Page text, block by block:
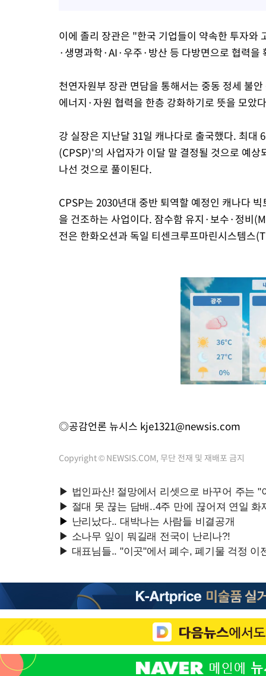
이에 졸리 장관은 "한국 기업들이 약속한 투자와
·생명과학·AI·우주·방산 등 다방면으로 협력
천연자원부 장관 면담을 통해서는 중동 정세 불
에너지·자원 협력을 한층 강화하기로 뜻을 모았
강 실장은 지난달 31일 캐나다로 출국했다. 최대
(CPSP)'의 사업자가 이달 말 결정될 것으로 예
나선 것으로 풀이된다.
CPSP는 2030년대 중반 퇴역할 예정인 캐나다
을 건조하는 사업이다. 잠수함 유지·보수·정비
전은 한화오션과 독일 티센크루프마린시스템스
◎공감언론 뉴시스 kje1321@newsis.com
Copyright © NEWSIS.COM, 무단 전재 및 재배포 금지